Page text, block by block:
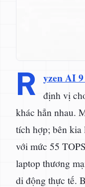
R yzen AI
định vị
khác hẳn nhau.
tích hợp; bên kia
với mức 55
laptop thương
di động thực tế.